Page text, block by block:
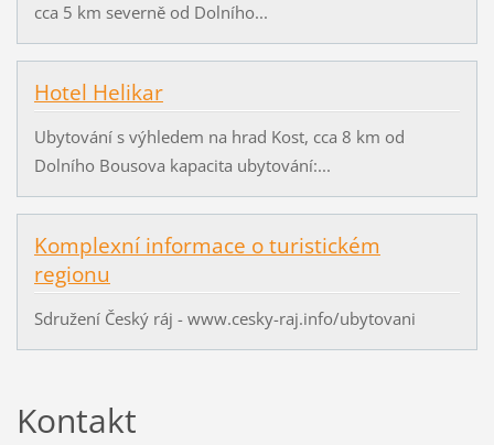
cca 5 km severně od Dolního...
Hotel Helikar
Ubytování s výhledem na hrad Kost, cca 8 km od
Dolního Bousova kapacita ubytování:...
Komplexní informace o turistickém
regionu
Sdružení Český ráj - www.cesky-raj.info/ubytovani
Kontakt